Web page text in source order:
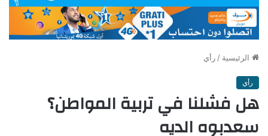
الرئيسية /رأي
رأي
هل فشلنا في تربية المواطن؟
سعدبوه الديه